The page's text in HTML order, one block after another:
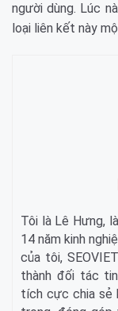
người dùng. Lúc
loại liên kết này
Tôi là Lê Hưng,
14 năm kinh
của tôi,
thành đối tác
tích cực chia sẻ